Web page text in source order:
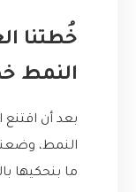
خُطتنا
النمط
بعد أن اقتنع
النمط،
ما بنحكيها